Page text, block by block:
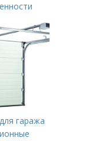
гаража